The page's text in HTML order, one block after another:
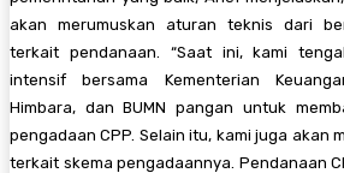
akan merumuskan aturan teknis dari
terkait pendanaan. “Saat ini, kami
intensif bersama Kementerian
Himbara, dan BUMN pangan untuk
pengadaan CPP. Selain itu, kami juga akan
terkait skema pengadaannya. Pendanaan